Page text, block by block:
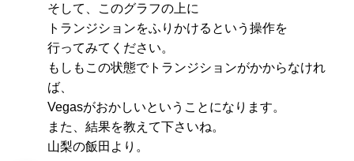
そして、このグラフの上に
トランジションをふりかけるという操作を
行ってみてください。
もしもこの状態でトランジションがかからなけれ
ば、
Vegasがおかしいということになります。
また、結果を教えて下さいね。
山梨の飯田より。